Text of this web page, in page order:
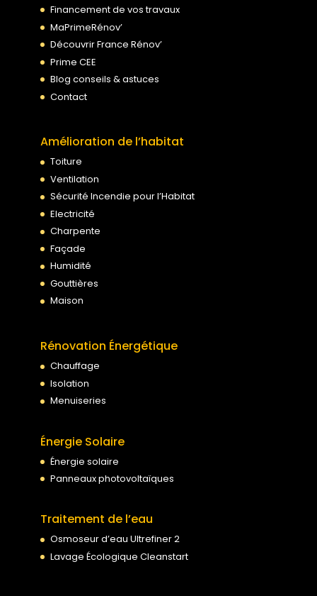
Financement de vos travaux
MaPrimeRénov’
Découvrir France Rénov’
Prime CEE
Blog conseils & astuces
Contact
Amélioration de l’habitat
Toiture
Ventilation
Sécurité Incendie pour l’Habitat
Electricité
Charpente
Façade
Humidité
Gouttières
Maison
Rénovation Énergétique
Chauffage
Isolation
Menuiseries
Énergie Solaire
Énergie solaire
Panneaux photovoltaïques
Traitement de l’eau
Osmoseur d’eau Ultrefiner 2
Lavage Écologique Cleanstart